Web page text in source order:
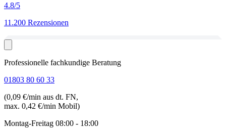
4.8/5
11.200 Rezensionen
Professionelle fachkundige Beratung
01803 80 60 33
(0,09 €/min aus dt. FN,
max. 0,42 €/min Mobil)
Montag-Freitag 08:00 - 18:00